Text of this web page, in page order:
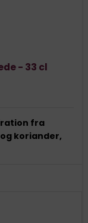
- 33 cl
fra
koriander,